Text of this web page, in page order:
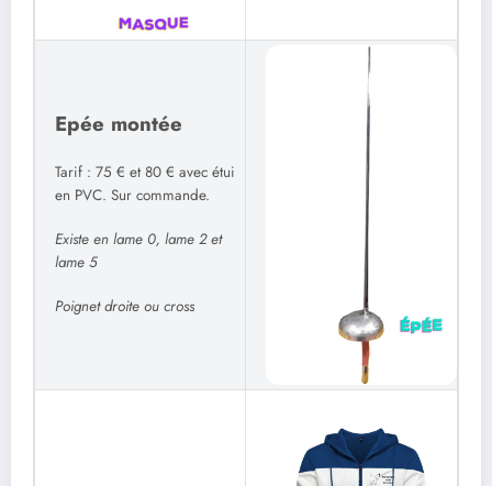
Epée montée
Tarif : 75 € et 80 € avec étui
en PVC. Sur commande.
Existe en lame 0, lame 2 et
lame 5
Poignet droite ou cross